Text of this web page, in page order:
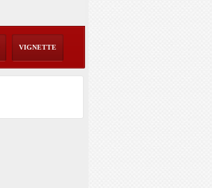
VIGNETTE